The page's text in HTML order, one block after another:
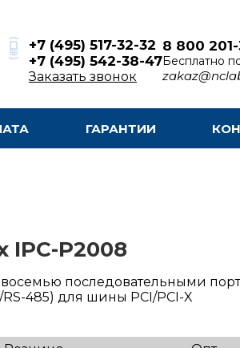
+7 (495) 517-32-32
+7 (495) 542-38-47
Заказать звонок
8 800
Бесплатно
ГАРАНТИИ
IPC-P2008
восемью последовательными
RS-485) для шины PCI/PCI-X